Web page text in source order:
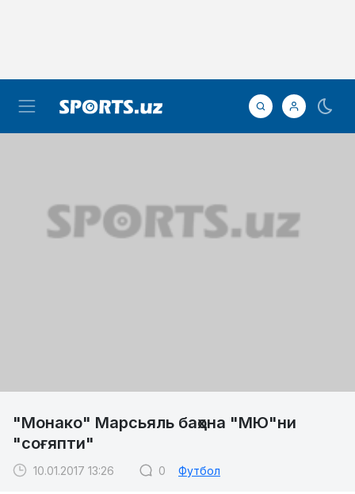
"Монако" Марсьяль баҳона "МЮ"ни
"соғяпти"
10.01.2017 13:26 0 Футбол